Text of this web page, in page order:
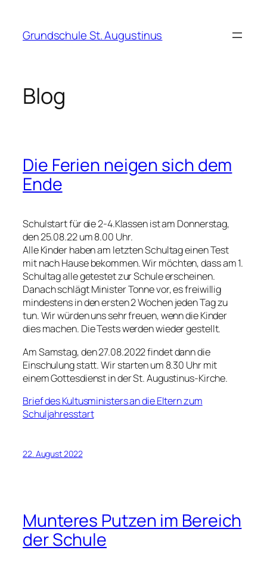
springen
Grundschule St. Augustinus
Blog
Die Ferien neigen sich dem
Ende
Schulstart für die 2-4.Klassen ist am Donnerstag,
den 25.08.22 um 8.00 Uhr.
Alle Kinder haben am letzten Schultag einen Test
mit nach Hause bekommen. Wir möchten, dass am 1.
Schultag alle getestet zur Schule erscheinen.
Danach schlägt Minister Tonne vor, es freiwillig
mindestens in den ersten 2 Wochen jeden Tag zu
tun. Wir würden uns sehr freuen, wenn die Kinder
dies machen. Die Tests werden wieder gestellt.
Am Samstag, den 27.08.2022 findet dann die
Einschulung statt. Wir starten um 8.30 Uhr mit
einem Gottesdienst in der St. Augustinus-Kirche.
Brief des Kultusministers an die Eltern zum
Schuljahresstart
22. August 2022
Munteres Putzen im Bereich
der Schule